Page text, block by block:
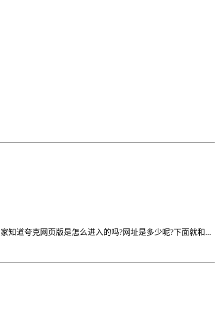
知道夸克网页版是怎么进入的吗?网址是多少呢?下面就和...